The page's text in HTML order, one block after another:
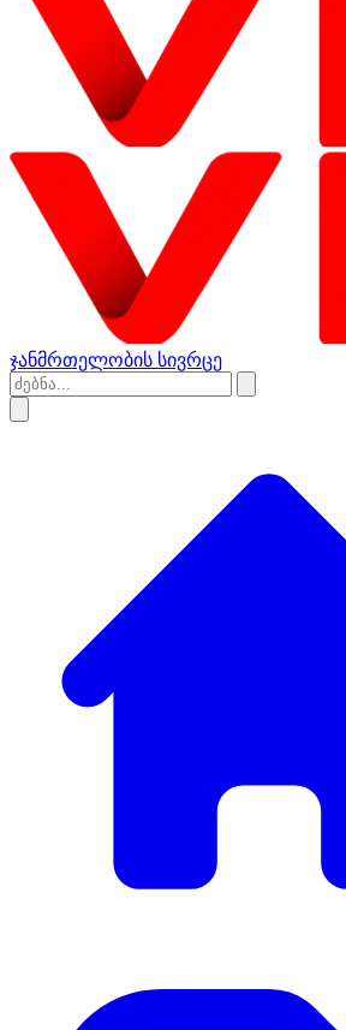
ჯანმრთელობის სივრცე